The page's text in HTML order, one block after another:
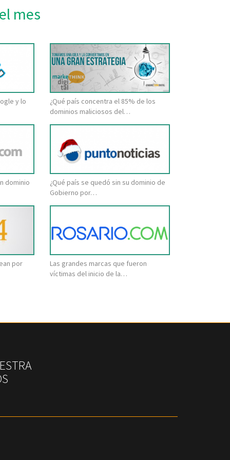
mes
y lo
¿Qué país concentra el 85% de los
dominios maliciosos del…
dominio
¿Qué país se quedó sin su dominio de
Gobierno por…
por
Las grandes marcas que fueron
víctimas del inicio de la…